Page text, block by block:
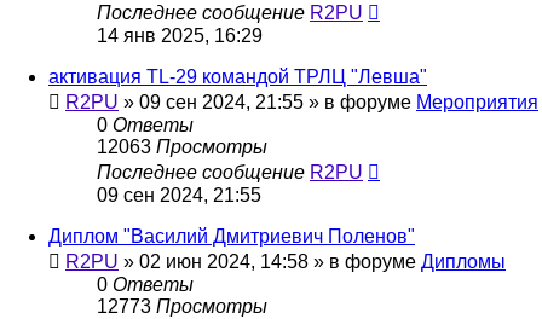
Последнее сообщение R2PU
14 янв 2025, 16:29
активация TL-29 командой ТРЛЦ "Левша"
R2PU » 09 сен 2024, 21:55 » в форуме Мероприятия
0 Ответы
12063 Просмотры
Последнее сообщение R2PU
09 сен 2024, 21:55
Диплом "Василий Дмитриевич Поленов"
R2PU » 02 июн 2024, 14:58 » в форуме Дипломы
0 Ответы
12773 Просмотры